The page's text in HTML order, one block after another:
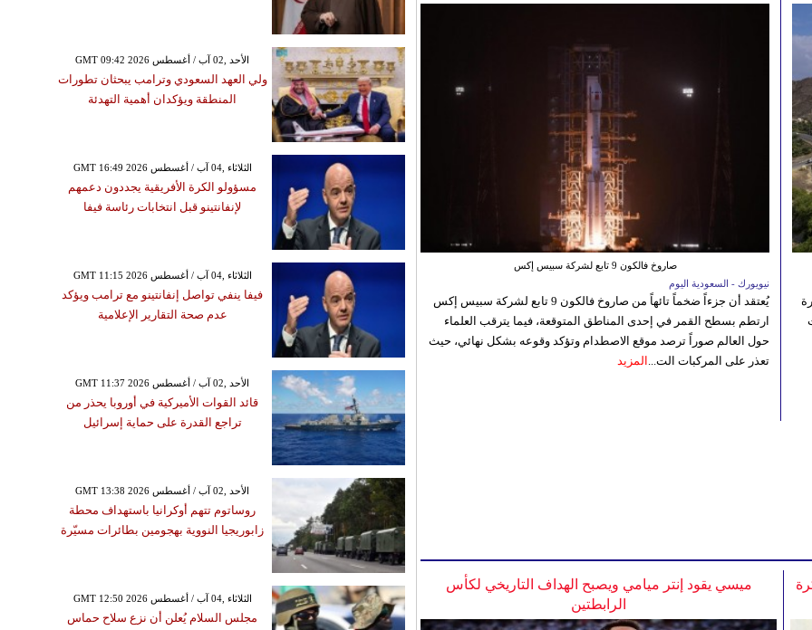
صاروخ فالكون 9 تابع لشركة سبيس إكس
نيويورك - السعودية اليوم
يُعتقد أن جزءاً ضخماً تائهاً من صاروخ فالكون 9 تابع لشركة سبيس إكس
ارتطم بسطح القمر في إحدى المناطق المتوقعة، فيما يترقب العلماء
حول العالم صوراً ترصد موقع الاصطدام وتؤكد وقوعه بشكل نهائي، حيث
تعذر على المركبات الت... المزيد
ميسي يقود إنتر ميامي ويصبح الهداف التاريخي لكأس
الرابطتين
GMT 09:42 2026 الأحد ,02 آب / أغسطس
ولي العهد السعودي وترامب يبحثان تطورات
المنطقة ويؤكدان أهمية التهدئة
GMT 16:49 2026 الثلاثاء ,04 آب / أغسطس
مسؤولو الكرة الأفريقية يجددون دعمهم
لإنفانتينو قبل انتخابات رئاسة فيفا
GMT 11:15 2026 الثلاثاء ,04 آب / أغسطس
فيفا ينفي تواصل إنفانتينو مع ترامب ويؤكد
عدم صحة التقارير الإعلامية
GMT 11:37 2026 الأحد ,02 آب / أغسطس
قائد القوات الأميركية في أوروبا يحذر من
تراجع القدرة على حماية إسرائيل
GMT 13:38 2026 الأحد ,02 آب / أغسطس
روساتوم تتهم أوكرانيا باستهداف محطة
زابوريجيا النووية بهجومين بطائرات مسيّرة
GMT 12:50 2026 الثلاثاء ,04 آب / أغسطس
مجلس السلام يُعلن أن نزع سلاح حماس